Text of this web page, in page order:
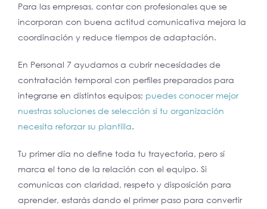
Para las empresas, contar con profesionales que se
incorporan con buena actitud comunicativa mejora la
coordinación y reduce tiempos de adaptación.
En Personal 7 ayudamos a cubrir necesidades de
contratación temporal con perfiles preparados para
integrarse en distintos equipos; puedes conocer mejor
nuestras soluciones de selección si tu organización
necesita reforzar su plantilla.
Tu primer día no define toda tu trayectoria, pero sí
marca el tono de la relación con el equipo. Si
comunicas con claridad, respeto y disposición para
aprender, estarás dando el primer paso para convertir